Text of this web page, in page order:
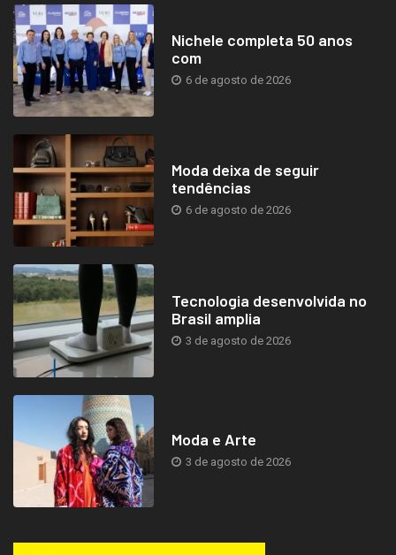
Nichele completa 50 anos
com
6 de agosto de 2026
Moda deixa de seguir
tendências
6 de agosto de 2026
Tecnologia desenvolvida no
Brasil amplia
3 de agosto de 2026
Moda e Arte
3 de agosto de 2026